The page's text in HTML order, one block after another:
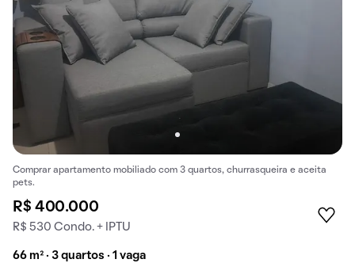
Comprar apartamento mobiliado com 3 quartos, churrasqueira e aceita
pets.
R$ 400.000
R$ 530 Condo. + IPTU
66 m² · 3 quartos · 1 vaga